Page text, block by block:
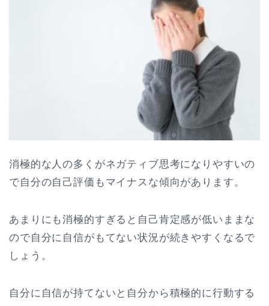
消極的な人の多くがネガティブ思考になりやすいの
で自分の自己評価もマイナスな傾向があります。
あまりにも消極的すぎると自己肯定感が低いままな
ので自分に自信がもてない状況が続きやすくなるで
しょう。
自分に自信が持てないと自分から積極的に行動する